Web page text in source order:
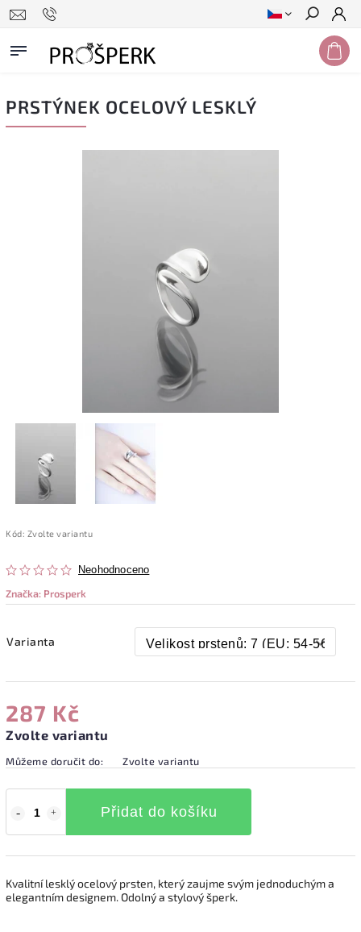
Hledat
PRSTÝNEK OCELOVÝ LESKLÝ
Kód: Zvolte variantu
Neohodnoceno
Značka: Prosperk
Varianta
287 Kč
Zvolte variantu
Můžeme doručit do: Zvolte variantu
Přidat do košíku
Kvalitní lesklý ocelový prsten, který zaujme svým jednoduchým a
elegantním designem. Odolný a stylový šperk.